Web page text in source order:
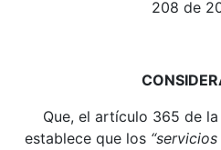
208 de
Que, el artículo 365 de
establece que los